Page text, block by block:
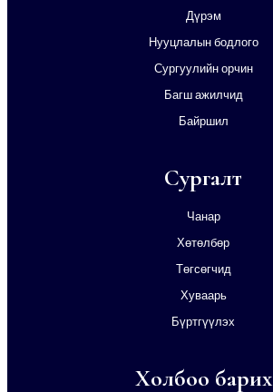
Дүрэм
Нууцлалын бодлого
Сургуулийн орчин
Багш ажилчид
Байршил
Сургалт
Чанар
Хөтөлбөр
Төгсөгчид
Хуваарь
Бүртгүүлэх
Холбоо барих